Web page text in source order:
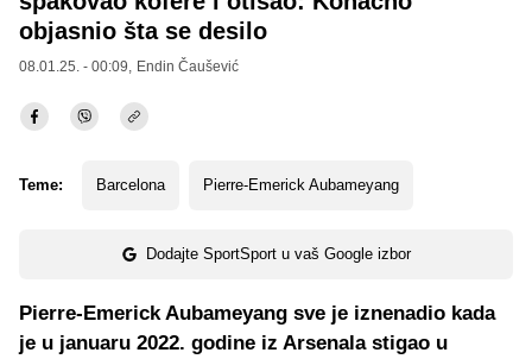
objasnio šta se desilo
08.01.25. - 00:09, Endin Čaušević
Teme: Barcelona Pierre-Emerick Aubameyang
Dodajte SportSport u vaš Google izbor
Pierre-Emerick Aubameyang sve je iznenadio kada
je u januaru 2022. godine iz Arsenala stigao u